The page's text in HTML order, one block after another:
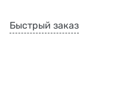
Быстрый заказ